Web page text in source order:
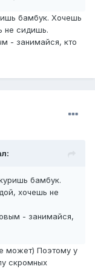
бамбук. Хочешь
не сидишь.
- занимайся, кто
бамбук.
хочешь не
- занимайся,
может) Поэтому у
скромных